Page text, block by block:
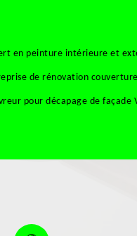
en peinture intérieure et
de rénovation
pour décapage de façade